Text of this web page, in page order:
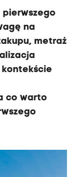
pierwszego
na
metraż
kontekście
co warto